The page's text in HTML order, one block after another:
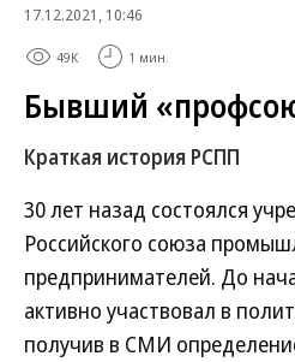
17.12.2021, 10:46
49K 1 мин.
Бывший
Краткая история РСПП
30 лет назад состоялся
Российского союза
предпринимателей. До
активно участвовал в
получив в СМИ